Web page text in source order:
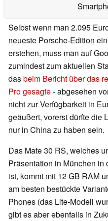
Selbst wenn man 2.095
neueste Porsche-Edition
erstehen, muss man auf
zumindest zum aktuellen
dasbeim Bericht über das
Pro gesagte- abgesehen
nicht zur Verfügbarkeit in
geäußert, vorerst dürfte die
nur in China zu haben sein.
Das Mate 30 RS, welches
Präsentation in München in
ist, kommt mit 12 GB RAM
am besten bestückte
Phones (das Lite-Modell
gibt es aber ebenfalls in